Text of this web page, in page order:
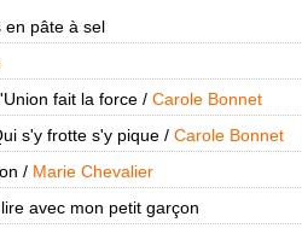
en pâte à sel
fait la force/ Carole Bonnet
s'y frotte s'y pique/ Carole Bonnet
/ Marie Chevalier
avec mon petit garçon